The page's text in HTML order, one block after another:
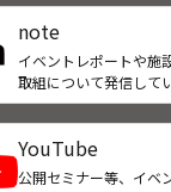
note
イベントレポートや施
取組について発信して
YouTube
公開セミナー等、イベ